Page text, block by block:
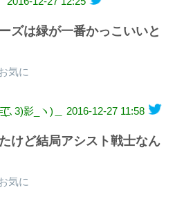
ズは緑が一番かっこいいと
気に
､3)影_ヽ)＿ 2016-12-27 11:58
けど結局アシスト戦士なん
気に